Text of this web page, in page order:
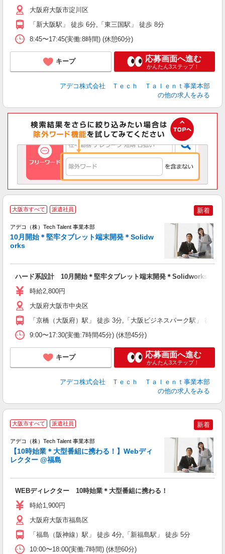
大阪府大阪市淀川区
「新大阪駅」 徒歩 6分,「東三国駅」 徒歩 8分
8:45〜17:45(実働:8時間) (休憩60分)
キープ 応募画面へ進む
かんたん3ステップ！
アデコ株式会社 Ｔｅｃｈ Ｔａｌｅｎｔ事業本部
の他の求人をみる
大阪市すべて 派遣社員 新着
アデコ（株）Tech Talent 事業本部
10月開始＊堅牢タブレット端末開発＊Solidw
orks
ハード系設計 10月開始＊堅牢タブレット端末開発＊Solidworks
時給2,800円
大阪府大阪市中央区
「京橋（大阪府）駅」 徒歩 3分,「大阪ビジネスパーク駅」 徒歩 7
9:00〜17:30(実働:7時間45分) (休憩45分)
キープ 応募画面へ進む
かんたん3ステップ！
アデコ株式会社 Ｔｅｃｈ Ｔａｌｅｎｔ事業本部
の他の求人をみる
大阪市すべて 派遣社員 新着
アデコ（株）Tech Talent 事業本部
【10時始業＊大型番組に携わる！】Webディ
レクター @福島
WEBディレクター 10時始業＊大型番組に携わる！
時給1,900円
大阪府大阪市福島区
「福島（阪神線）駅」 徒歩 4分,「新福島駅」 徒歩 5分
10:00〜18:00(実働:7時間) (休憩60分)